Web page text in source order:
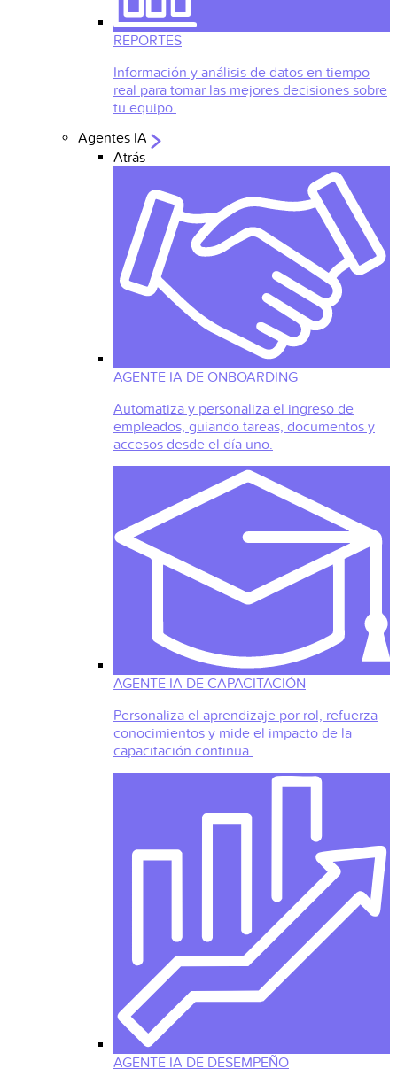
REPORTES
Información y análisis de datos en tiempo
real para tomar las mejores decisiones sobre
tu equipo.
Agentes IA
Atrás
AGENTE IA DE ONBOARDING
Automatiza y personaliza el ingreso de
empleados, guiando tareas, documentos y
accesos desde el día uno.
AGENTE IA DE CAPACITACIÓN
Personaliza el aprendizaje por rol, refuerza
conocimientos y mide el impacto de la
capacitación continua.
AGENTE IA DE DESEMPEÑO